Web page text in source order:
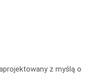
z myślą o